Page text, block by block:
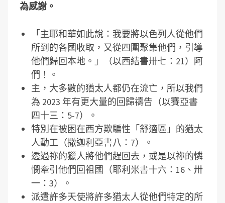
為感謝。
「主耶和華如此說：我要將以色列人從他們
所到的各國收取，又從四圍聚集他們，引導
他們歸回本地。」（以西結書卅七：21）阿
們！。
主，大多數的猶太人都仍在流亡，所以我們
為 2023 年有更大量的回歸禱告（以賽亞書
四十三：5-7）。
特別在被困在西方欺騙性「舒適區」的猶太
人動工（撒迦利亞書八：7）。
透過祢的獵人將他們趕回去，或是以祢的憐
憫牽引他們回祖國（耶利米書十六：16、卅
一：3）。
派遣許多天使將許多猶太人從他們特定的所